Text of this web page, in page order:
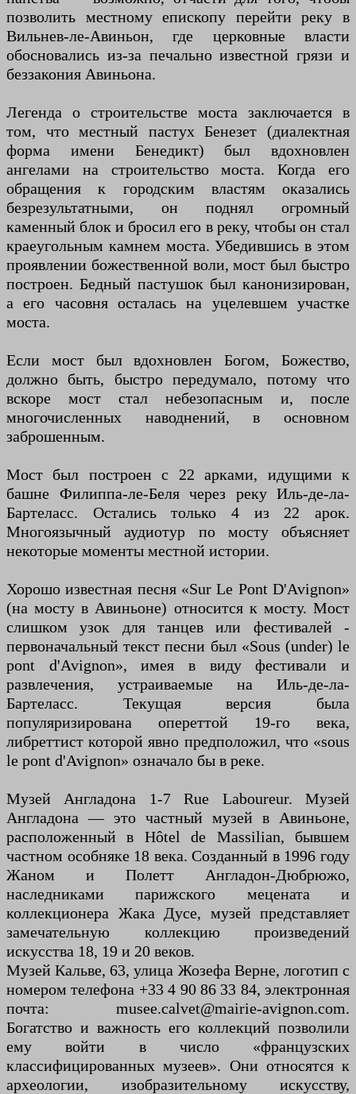
позволить местному епископу перейти реку в
Вильнев-ле-Авиньон, где церковные власти
обосновались из-за печально известной грязи и
беззакония Авиньона.
Легенда о строительстве моста заключается в
том, что местный пастух Бенезет (диалектная
форма имени Бенедикт) был вдохновлен
ангелами на строительство моста. Когда его
обращения к городским властям оказались
безрезультатными, он поднял огромный
каменный блок и бросил его в реку, чтобы он стал
краеугольным камнем моста. Убедившись в этом
проявлении божественной воли, мост был быстро
построен. Бедный пастушок был канонизирован,
а его часовня осталась на уцелевшем участке
моста.
Если мост был вдохновлен Богом, Божество,
должно быть, быстро передумало, потому что
вскоре мост стал небезопасным и, после
многочисленных наводнений, в основном
заброшенным.
Мост был построен с 22 арками, идущими к
башне Филиппа-ле-Беля через реку Иль-де-ла-
Бартеласс. Остались только 4 из 22 арок.
Многоязычный аудиотур по мосту объясняет
некоторые моменты местной истории.
Хорошо известная песня «Sur Le Pont D'Avignon»
(на мосту в Авиньоне) относится к мосту. Мост
слишком узок для танцев или фестивалей -
первоначальный текст песни был «Sous (under) le
pont d'Avignon», имея в виду фестивали и
развлечения, устраиваемые на Иль-де-ла-
Бартеласс. Текущая версия была
популяризирована опереттой 19-го века,
либреттист которой явно предположил, что «sous
le pont d'Avignon» означало бы в реке.
Музей Англадона 1-7 Rue Laboureur. Музей
Англадона — это частный музей в Авиньоне,
расположенный в Hôtel de Massilian, бывшем
частном особняке 18 века. Созданный в 1996 году
Жаном и Полетт Англадон-Дюбрюжо,
наследниками парижского мецената и
коллекционера Жака Дусе, музей представляет
замечательную коллекцию произведений
искусства 18, 19 и 20 веков.
Музей Кальве, 63, улица Жозефа Верне, логотип с
номером телефона +33 4 90 86 33 84, электронная
почта: musee.calvet@mairie-avignon.com.
Богатство и важность его коллекций позволили
ему войти в число «французских
классифицированных музеев». Они относятся к
археологии, изобразительному искусству,